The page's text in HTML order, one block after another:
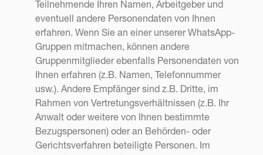
Teilnehmende Ihren Namen, Arbeitgeber und
eventuell andere Personendaten von Ihnen
erfahren. Wenn Sie an einer unserer WhatsApp-
Gruppen mitmachen, können andere
Gruppenmitglieder ebenfalls Personendaten von
Ihnen erfahren (z.B. Namen, Telefonnummer
usw.). Andere Empfänger sind z.B. Dritte, im
Rahmen von Vertretungsverhältnissen (z.B. Ihr
Anwalt oder weitere von Ihnen bestimmte
Bezugspersonen) oder an Behörden- oder
Gerichtsverfahren beteiligte Personen. Im